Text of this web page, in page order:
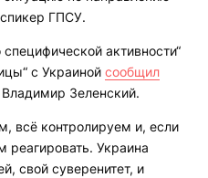
ГПСУ.
активности“
с Украиной сообщил
Зеленский.
всё контролируем и, если
Украина
свой суверенитет, и